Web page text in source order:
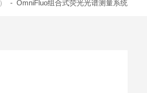
- OmniFluo组合式荧光光谱测量系统